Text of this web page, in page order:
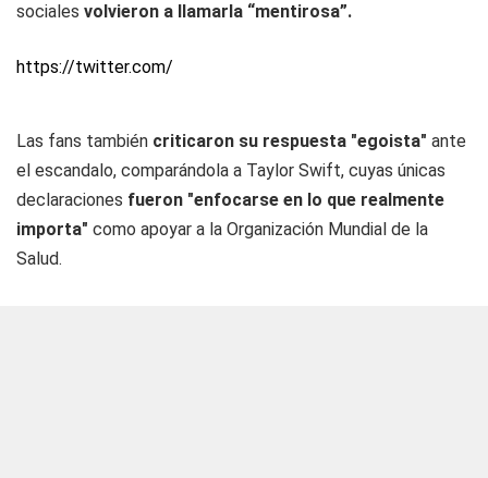
sociales volvieron a llamarla “mentirosa”.
https://twitter.com/
Las fans también criticaron su respuesta "egoista" ante
el escandalo, comparándola a Taylor Swift, cuyas únicas
declaraciones fueron "enfocarse en lo que realmente
importa" como apoyar a la Organización Mundial de la
Salud.